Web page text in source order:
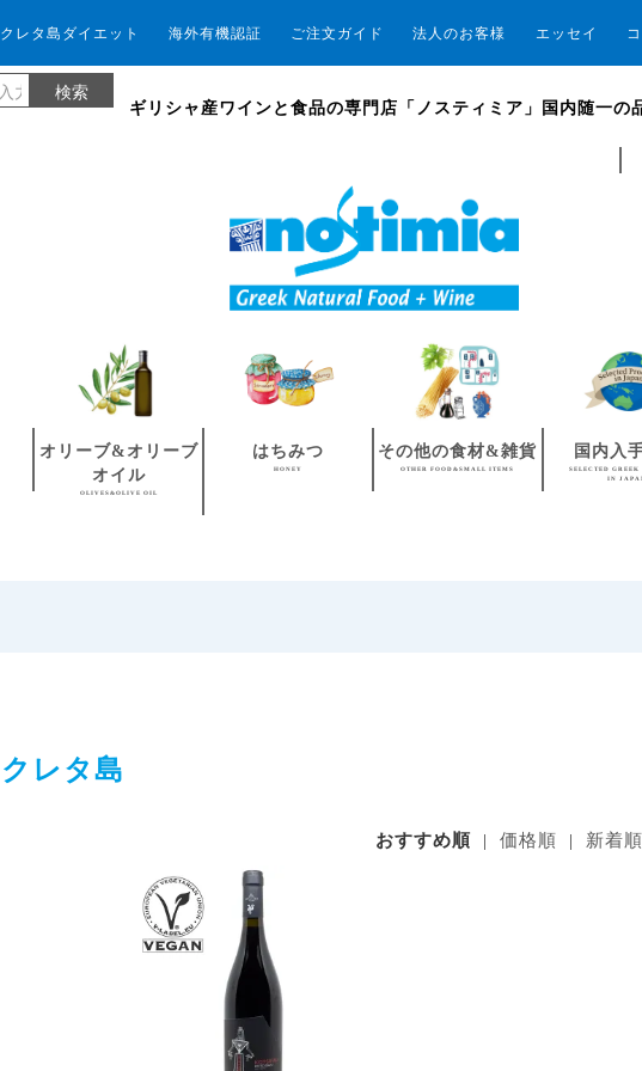
エッセイ
法人のお客様
ご注文ガイド
海外有機認証
クレタ島ダイエット
ギリシャ産ワインと食品の専門店「ノスティミア」国内随一
オリーブ&オリーブ
オイル
OLIVES&OLIVE OIL
はちみつ
HONEY
その他の食材&雑貨
OTHER FOOD&SMALL ITEMS
国内入
SELECTED GREEK
IN
クレタ島
おすすめ順 | 価格順 | 新着順